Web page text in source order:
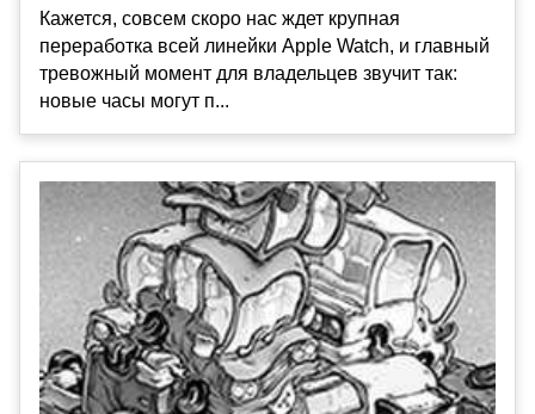
Кажется, совсем скоро нас ждет крупная
переработка всей линейки Apple Watch, и главный
тревожный момент для владельцев звучит так:
новые часы могут п...